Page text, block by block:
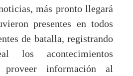
más pronto llegará
presentes en todos
de batalla, registrando
los acontecimientos
proveer información al